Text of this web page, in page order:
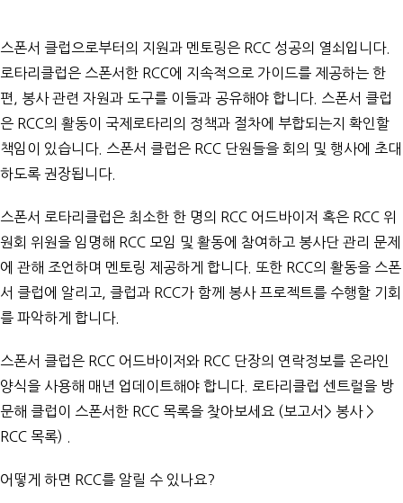
스폰서 클럽으로부터의 지원과 멘토링은 RCC 성공의 열쇠입니다.
로타리클럽은 스폰서한 RCC에 지속적으로 가이드를 제공하는 한
편, 봉사 관련 자원과 도구를 이들과 공유해야 합니다. 스폰서 클럽
은 RCC의 활동이 국제로타리의 정책과 절차에 부합되는지 확인할
책임이 있습니다. 스폰서 클럽은 RCC 단원들을 회의 및 행사에 초대
하도록 권장됩니다.
스폰서 로타리클럽은 최소한 한 명의 RCC 어드바이저 혹은 RCC 위
원회 위원을 임명해 RCC 모임 및 활동에 참여하고 봉사단 관리 문제
에 관해 조언하며 멘토링 제공하게 합니다. 또한 RCC의 활동을 스폰
서 클럽에 알리고, 클럽과 RCC가 함께 봉사 프로젝트를 수행할 기회
를 파악하게 합니다.
스폰서 클럽은 RCC 어드바이저와 RCC 단장의 연락정보를 온라인
양식을 사용해 매년 업데이트해야 합니다. 로타리클럽 센트럴을 방
문해 클럽이 스폰서한 RCC 목록을 찾아보세요 (보고서> 봉사 >
RCC 목록) .
어떻게 하면 RCC를 알릴 수 있나요?